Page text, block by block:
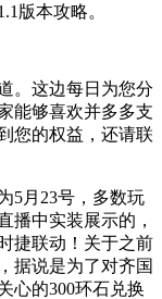
版本攻略。
。这边每日为您分
能够喜欢并多多支
您的权益，还请联
5月23号，多数玩
播中实装展示的，
捷联动！关于之前
据说是为了对齐国
心的300环石兑换